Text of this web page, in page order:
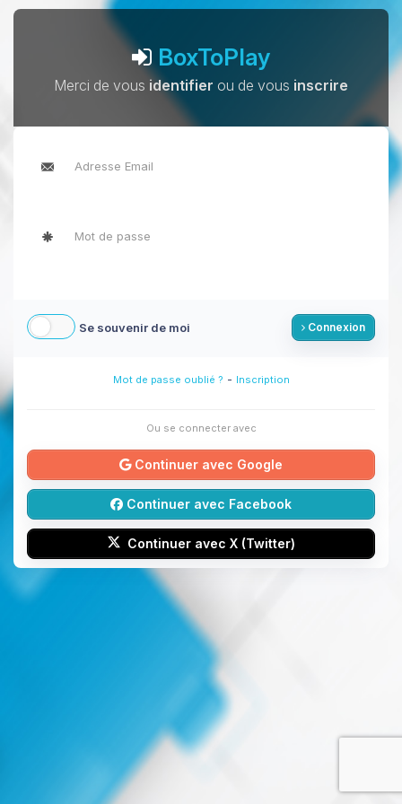
BoxToPlay
Merci de vous identifier ou de vous inscrire
Se souvenir de moi Connexion
Mot de passe oublié ? - Inscription
Ou se connecter avec
Continuer avec Google
Continuer avec Facebook
Continuer avec X (Twitter)